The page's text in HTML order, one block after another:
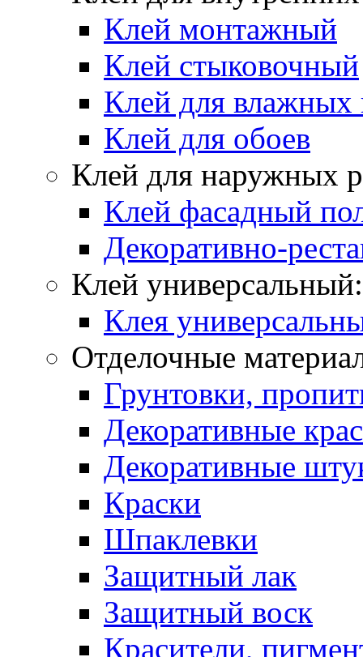
Клей монтажный
Клей стыковочный
Клей для
Клей для обоев
Клей для наружных
Клей фасадный
Декоративно-
Клей универсальный:
Клея
Отделочные
Грунтовки,
Декоративные
Декоративные
Краски
Шпаклевки
Защитный лак
Защитный воск
Красители,